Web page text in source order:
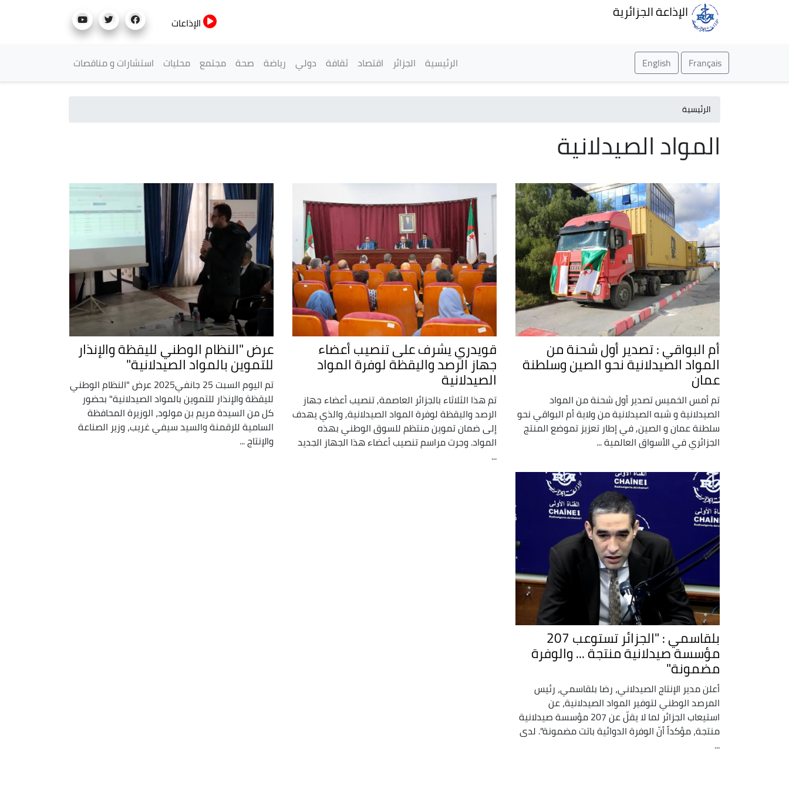
الإذاعة الجزائرية
الإذاعات
Français
English القائمة الرئيسية
الرئيسية الجزائر اقتصاد ثقافة دولي رياضة صحة مجتمع محليات استشارات و مناقصات
الرئيسية
المواد الصيدلانية
أم البواقي : تصدير أول شحنة من
المواد الصيدلانية نحو الصين وسلطنة
عمان
تم أمس الخميس تصدير أول شحنة من المواد
الصيدلانية و شبه الصيدلانية من ولاية أم البواقي نحو
سلطنة عمان و الصين, في إطار تعزيز تموضع المنتج
الجزائري في الأسواق العالمية ...
قويدري يشرف على تنصيب أعضاء
جهاز الرصد واليقظة لوفرة المواد
الصيدلانية
تم هذا الثلاثاء بالجزائر العاصمة, تنصيب أعضاء جهاز
الرصد واليقظة لوفرة المواد الصيدلانية, والذي يهدف
إلى ضمان تموين منتظم للسوق الوطني بهذه
المواد. وجرت مراسم تنصيب أعضاء هذا الجهاز الجديد
...
عرض "النظام الوطني لليقظة والإنذار
للتموين بالمواد الصيدلانية"
تم اليوم السبت 25 جانفي2025 عرض "النظام الوطني
لليقظة والإنذار للتموين بالمواد الصيدلانية" بحضور
كل من السيدة مريم بن مولود، الوزيرة المحافظة
السامية للرقمنة والسيد سيفي غريب، وزير الصناعة
والإنتاج ...
بلقاسمي : "الجزائر تستوعب 207
مؤسسة صيدلانية منتجة ... والوفرة
مضمونة"
أعلن مدير الإنتاج الصيدلاني، رضا بلقاسمي، رئيس
المرصد الوطني لتوفير المواد الصيدلانية، عن
استيعاب الجزائر لما لا يقلّ عن 207 مؤسسة صيدلانية
منتجة، مؤكداً أنّ الوفرة الدوائية باتت مضمونة". لدى
...